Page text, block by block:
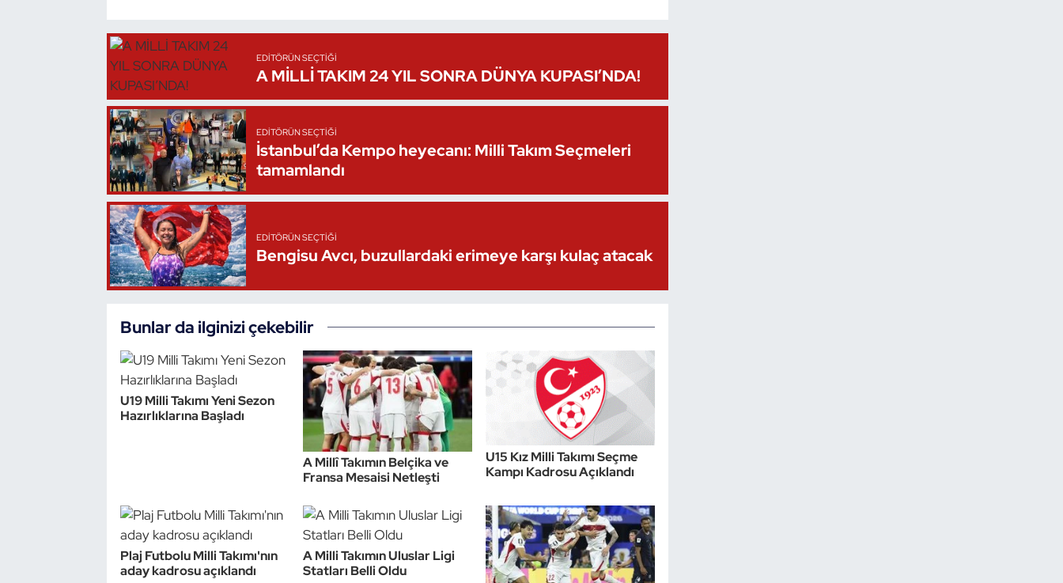
EDITÖRÜN SEÇTIĞI
A MİLLİ TAKIM 24 YIL SONRA DÜNYA KUPASI’NDA!
EDITÖRÜN SEÇTIĞI
İstanbul’da Kempo heyecanı: Milli Takım Seçmeleri
tamamlandı
EDITÖRÜN SEÇTIĞI
Bengisu Avcı, buzullardaki erimeye karşı kulaç atacak
Bunlar da ilginizi çekebilir
U19 Milli Takımı Yeni Sezon
Hazırlıklarına Başladı
A Millî Takımın Belçika ve
Fransa Mesaisi Netleşti
U15 Kız Milli Takımı Seçme
Kampı Kadrosu Açıklandı
Plaj Futbolu Milli Takımı'nın
aday kadrosu açıklandı
A Milli Takımın Uluslar Ligi
Statları Belli Oldu
Sualtı Sporları
Tekvando
Vücut Geliştirme Fitness
Wushu Kungfu